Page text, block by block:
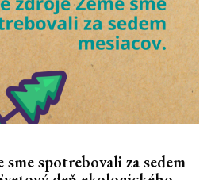
sme spotrebovali za sedem